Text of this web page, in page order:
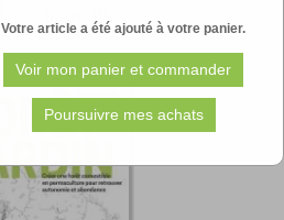
Votre article a été ajouté à votre panier.